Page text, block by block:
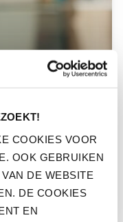
COOKIES VOOR
OOK GEBRUIKEN
DE WEBSITE
DE COOKIES
EN
VOOR